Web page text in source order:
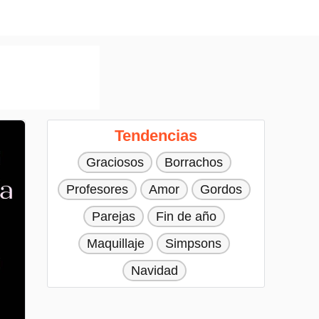
Tendencias
Graciosos
Borrachos
Profesores
Amor
Gordos
Parejas
Fin de año
Maquillaje
Simpsons
Navidad